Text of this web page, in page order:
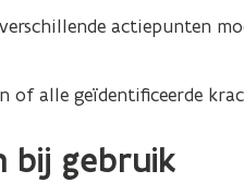
actiepunten
of alle geïdentificeerde
bij gebruik